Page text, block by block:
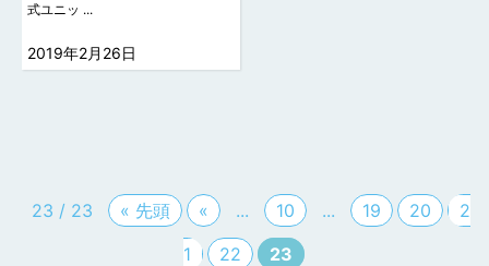
式ユニッ ...
2019年2月26日
23 / 23 « 先頭 « ... 10 ... 19 20
2
1
22 23